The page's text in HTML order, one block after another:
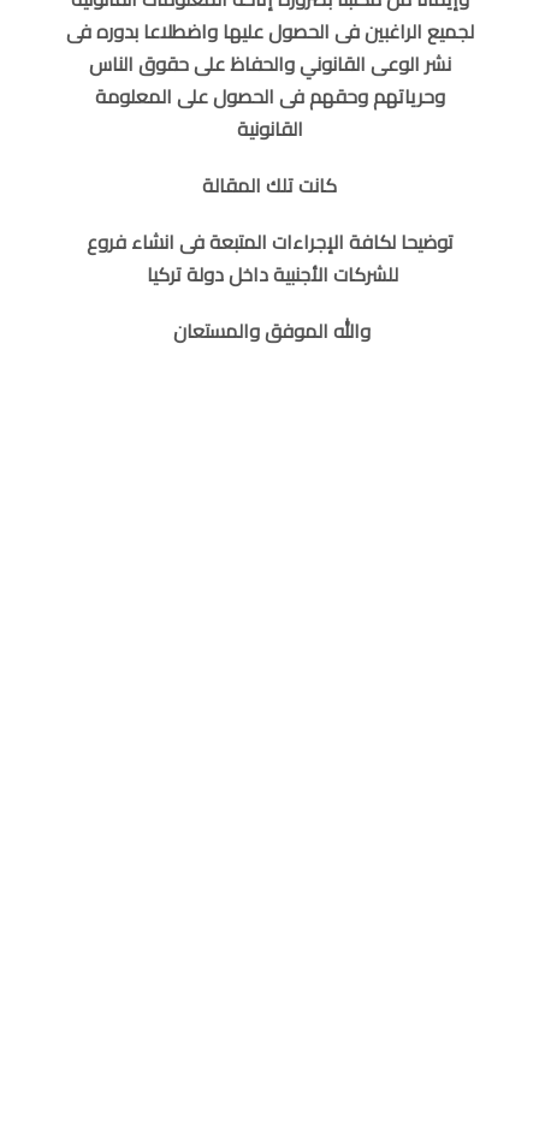
لجميع الراغبين فى الحصول عليها واضطلاعا بدوره فى
نشر الوعى القانوني والحفاظ على حقوق الناس
وحرياتهم وحقهم فى الحصول على المعلومة
القانونية
كانت تلك المقالة
توضيحا لكافة الإجراءات المتبعة فى انشاء فروع
للشركات الأجنبية داخل دولة تركيا
والله الموفق والمستعان